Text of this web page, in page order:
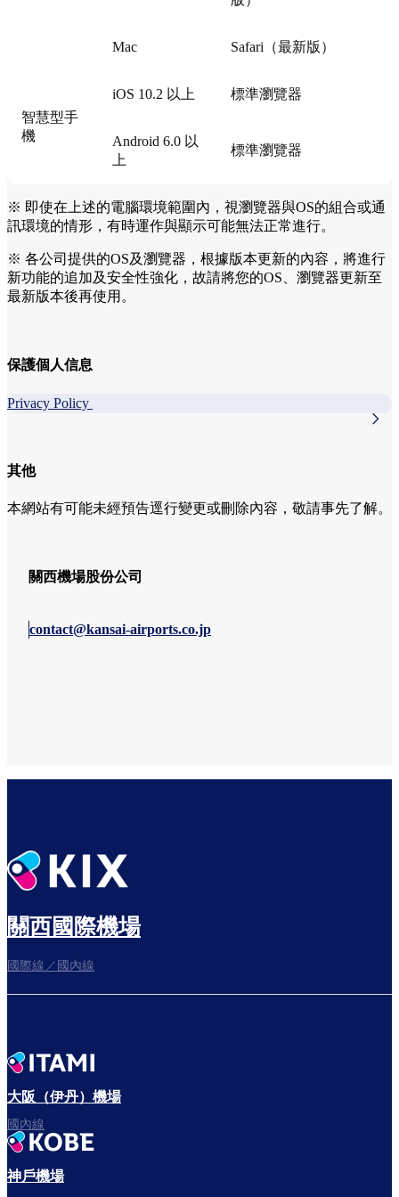
Mac Safari（最新版）
智慧型手
機
iOS 10.2 以上 標準瀏覽器
Android 6.0 以
上
標準瀏覽器
※ 即使在上述的電腦環境範圍內，視瀏覽器與OS的組合或通
訊環境的情形，有時運作與顯示可能無法正常進行。
※ 各公司提供的OS及瀏覽器，根據版本更新的內容，將進行
新功能的追加及安全性強化，故請將您的OS、瀏覽器更新至
最新版本後再使用。
保護個人信息
Privacy Policy
其他
本網站有可能未經預告逕行變更或刪除內容，敬請事先了解。
關西機場股份公司
contact@kansai-airports.co.jp
關西國際機場
國際線／國內線
大阪（伊丹）機場
國內線
神戶機場